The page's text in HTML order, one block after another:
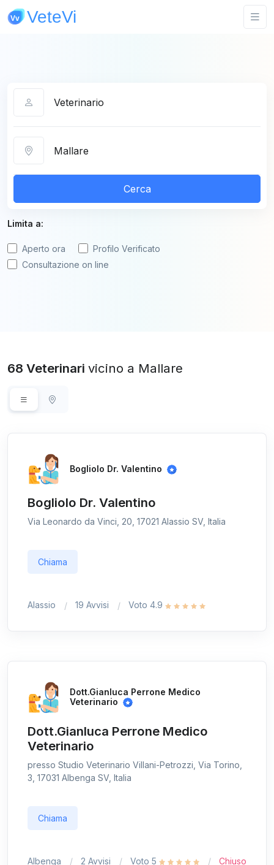
Cerca
Limita a:
Aperto ora
Profilo Verificato
Consultazione on line
68 Veterinari vicino a Mallare
Bogliolo Dr. Valentino
Bogliolo Dr. Valentino
Via Leonardo da Vinci, 20, 17021 Alassio SV, Italia
Chiama
Alassio 19 Avvisi Voto 4.9
Dott.Gianluca Perrone Medico
Veterinario
Dott.Gianluca Perrone Medico
Veterinario
presso Studio Veterinario Villani-Petrozzi, Via Torino,
3, 17031 Albenga SV, Italia
Chiama
Albenga 2 Avvisi Voto 5 Chiuso